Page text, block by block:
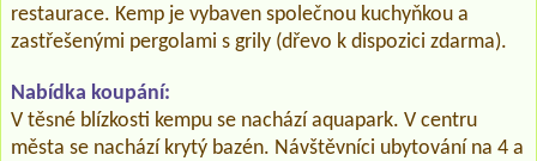
restaurace. Kemp je vybaven společnou kuchyňkou a
zastřešenými pergolami s grily (dřevo k dispozici zdarma).
Nabídka koupání:
V těsné blízkosti kempu se nachází aquapark. V centru
města se nachází krytý bazén. Návštěvníci ubytování na 4 a